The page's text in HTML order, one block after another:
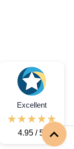
Excellent
4.95 / 5